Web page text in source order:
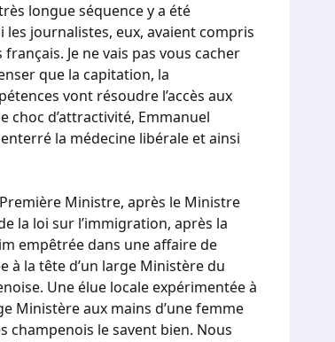
longue séquence y a été
journalistes, eux, avaient compris
Je ne vais pas vous cacher
que la capitation, la
vont résoudre l’accès aux
choc d’attractivité, Emmanuel
la médecine libérale et ainsi
Ministre, après le Ministre
la loi sur l’immigration, après la
empêtrée dans une affaire de
à la tête d’un large Ministère du
Une élue locale expérimentée à
Ministère aux mains d’une femme
champenois le savent bien. Nous